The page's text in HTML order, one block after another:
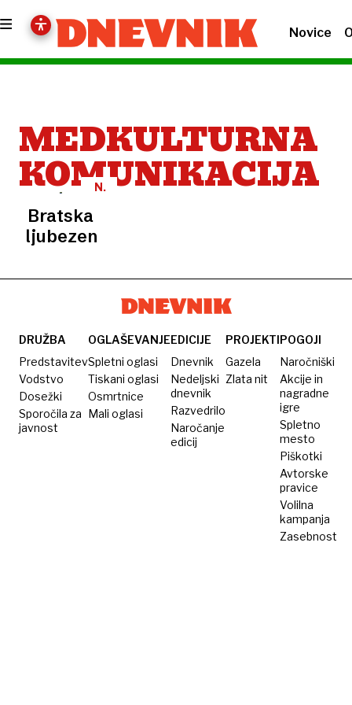
Novice
MEDKULTURNA
KOMUNIKACIJA
N.
Bratska
ljubezen
DRUŽBA
Predstavitev
Vodstvo
Dosežki
Sporočila za
javnost
OGLAŠEVANJE
Spletni oglasi
Tiskani oglasi
Osmrtnice
Mali oglasi
EDICIJE
Dnevnik
Nedeljski
dnevnik
Razvedrilo
Naročanje
edicij
PROJEKTI
Gazela
Zlata nit
POGOJI
Naročniški
Akcije in
nagradne
igre
Spletno
mesto
Piškotki
Avtorske
pravice
Volilna
kampanja
Zasebnost